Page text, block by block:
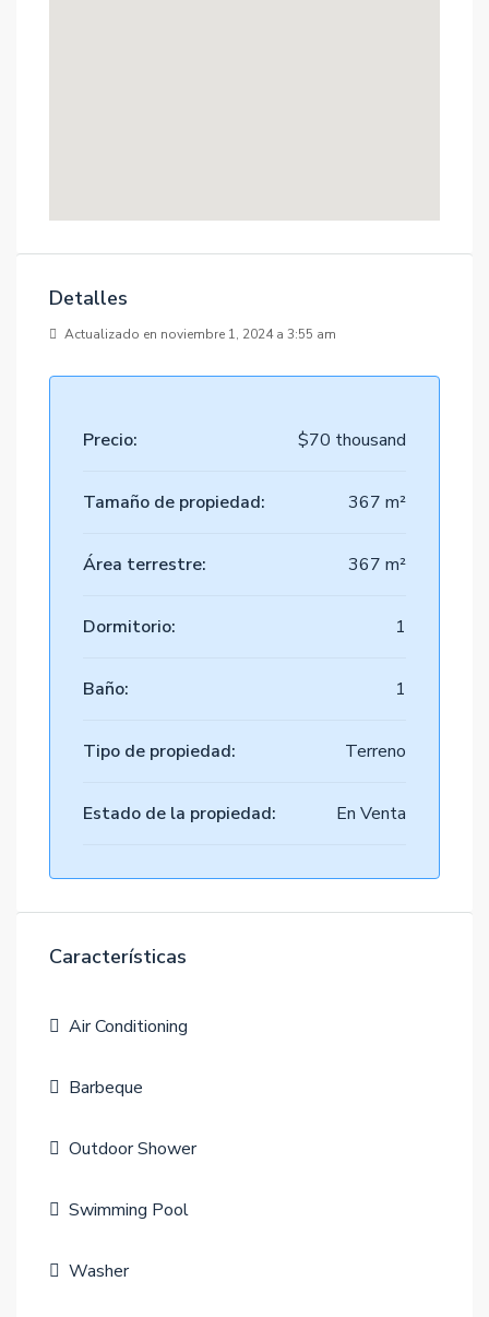
Detalles
Actualizado en noviembre 1, 2024 a 3:55 am
Precio: $70 thousand
Tamaño de propiedad: 367 m²
Área terrestre: 367 m²
Dormitorio: 1
Baño: 1
Tipo de propiedad: Terreno
Estado de la propiedad: En Venta
Características
Air Conditioning
Barbeque
Outdoor Shower
Swimming Pool
Washer